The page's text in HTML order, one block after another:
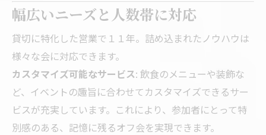
幅広いニーズと人数帯に対応
貸切に特化した営業で１１年。詰め込まれたノウハウは
様々な会に対応できます。
カスタマイズ可能なサービス: 飲食のメニューや装飾な
ど、イベントの趣旨に合わせてカスタマイズできるサー
ビスが充実しています。これにより、参加者にとって特
別感のある、記憶に残るオフ会を実現できます。